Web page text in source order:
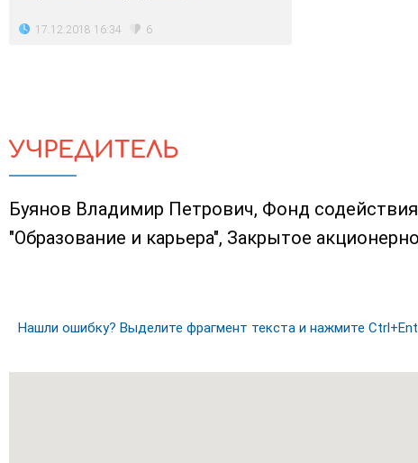
17.12.2018 16:34 6
УЧРЕДИТЕЛЬ
Буянов Владимир Петрович, Фонд
"Образование и карьера", Закрытое
Нашли ошибку? Выделите фрагмент текста и нажмите